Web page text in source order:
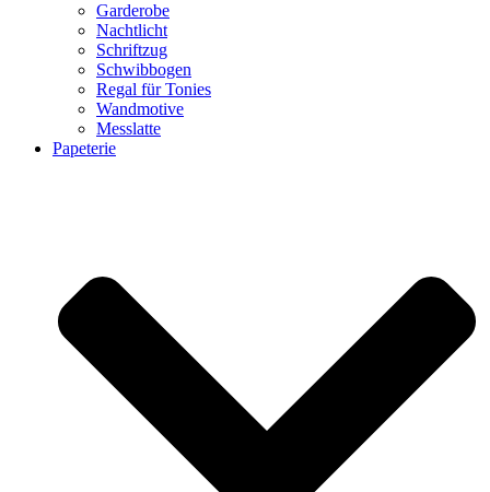
Garderobe
Nachtlicht
Schriftzug
Schwibbogen
Regal für Tonies
Wandmotive
Messlatte
Papeterie